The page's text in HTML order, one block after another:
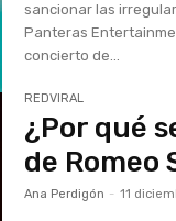
sancionar las
Panteras
concierto de...
REDVIRAL
¿Por qué
de Romeo
Ana Perdigón - 11